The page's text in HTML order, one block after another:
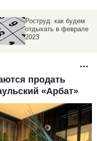
Роструд: как будем
отдыхать в феврале
2023
продать
«Арбат»